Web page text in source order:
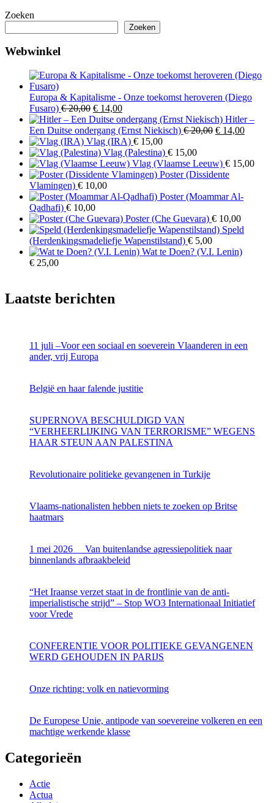
Zoeken
Zoeken
Webwinkel
Europa & Kapitalisme - Onze toekomst heroveren (Diego
Fusaro) €20,00 Oorspronkelijke
prijs
was:
€ 20,00.
€ 14,00Huidige
prijs
is:
€ 14,00.
Hitler –
Een Duitse ondergang (Ernst Niekisch) €20,00
€ 20,00.
€ 14,00
€
Vlag (IRA) € 15,00
Vlag (Palestina) € 15,00
Vlag (Vlaamse Leeuw) € 15,00
Poster (Dissidente
Vlamingen) € 10,00
Poster (Moammar Al-
Qadhafi) € 10,00
Poster (Che Guevara) € 10,00
Speld
(Herdenkingsmadeliefje Wapenstilstand) € 5,00
Wat te Doen? (V.I. Lenin)
€ 25,00
Laatste berichten
11 juli –Voor een sociaal en soeverein Vlaanderen in een
ander, vrij Europa
België en haar falende justitie
SUPERNOVA BESCHULDIGD VAN
“VERHEERLIJKING VAN TERRORISME” WEGENS
HAAR STEUN AAN PALESTINA
Revolutionaire politieke gevangenen in Turkije
Vlaams-nationalisten hebben niets te zoeken op Britse
haatmars
1 mei 2026 Van buitenlandse agressiepolitiek naar
binnenlands afbraakbeleid
“Het Iraanse verzet staat in de frontlinie van de anti-
imperialistische strijd” – Stop WO3 Internationaal Initiatief
voor Vrede
CONFERENTIE VOOR POLITIEKE GEVANGENEN
WERD GEHOUDEN IN PARIJS
Onze richting: volk en natievorming
De Europese Unie, antipode van soevereine volkeren en een
machtige werkende klasse
Categorieën
Actie
Actua